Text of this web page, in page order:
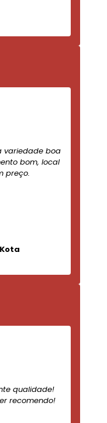
variedade boa
bom, local
preço.
qualidade!
recomendo!